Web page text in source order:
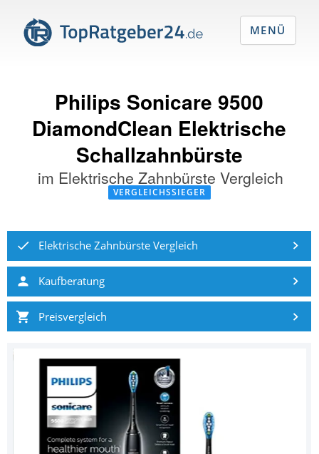
Philips Sonicare 9500
DiamondClean Elektrische
Schallzahnbürste
im Elektrische Zahnbürste Vergleich
VERGLEICHSSIEGER
Elektrische Zahnbürste Vergleich
Kaufberatung
Preisvergleich
MENÜ